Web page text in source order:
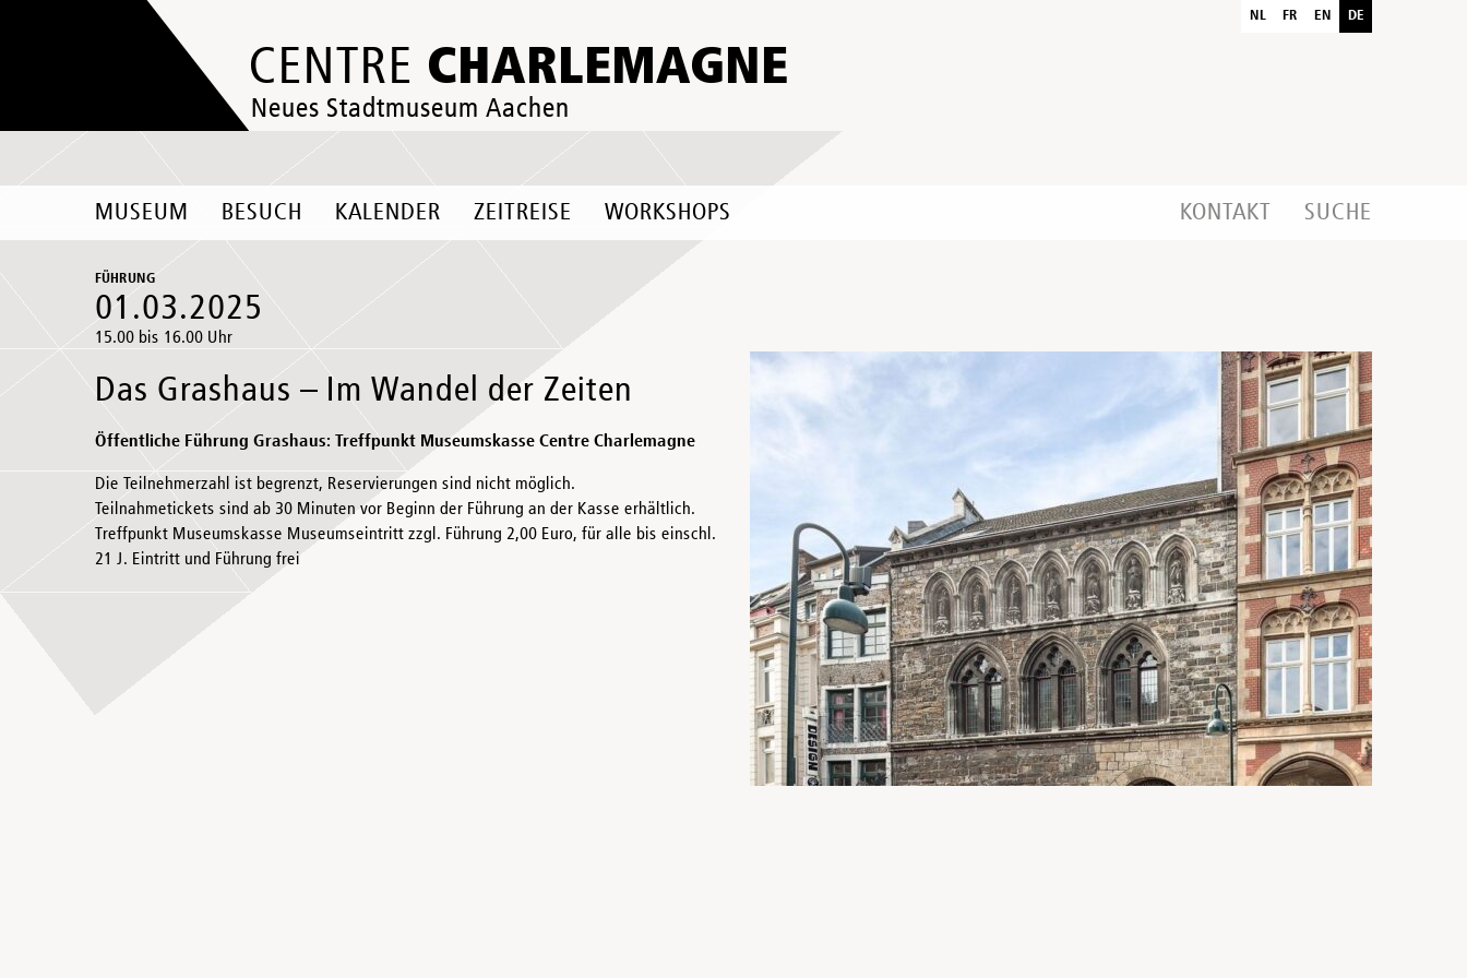
CENTRE CHARLEMAGNE
Neues Stadtmuseum Aachen
NL FR EN DE
MUSEUM BESUCH KALENDER ZEITREISE WORKSHOPS KONTAKT SUCHE
FÜHRUNG
01.03.2025
15.00 bis 16.00 Uhr
Das Grashaus – Im Wandel der Zeiten
Öffentliche Führung Grashaus: Treffpunkt Museumskasse Centre Charlemagne
Die Teilnehmerzahl ist begrenzt, Reservierungen sind nicht möglich.
Teilnahmetickets sind ab 30 Minuten vor Beginn der Führung an der Kasse erhältlich.
Treffpunkt Museumskasse Museumseintritt zzgl. Führung 2,00 Euro, für alle bis einschl.
21 J. Eintritt und Führung frei